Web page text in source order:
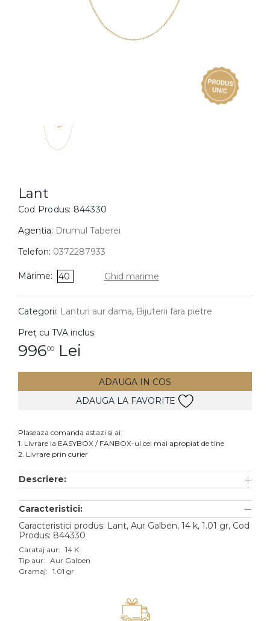
BIJUTERII COPII
Cercei
Bratari
Coliere
Lanturi
Pandantive
DIAMANTE Vezi toate
Cercei
Accesorii
Aur alb
Aur roz
Aur mixt
Lant
Cod Produs: 844330
Agentia: Drumul Taberei
Telefon: 0372287933
Mărime: 40 Ghid marime
Categorii: Lanturi aur dama, Bijuterii fara pietre
Preț cu TVA inclus:
99600 Lei
ADAUGA IN COS
ADAUGA LA FAVORITE
Plaseaza comanda astazi si ai:
1. Livrare la EASYBOX / FANBOX-ul cel mai apropiat de tine
2. Livrare prin curier
Descriere:
Caracteristici:
Caracteristici produs: Lant, Aur Galben, 14 k, 1.01 gr, Cod
Produs: 844330
Carataj aur: 14 K
Tip aur: Aur Galben
Gramaj: 1.01 gr